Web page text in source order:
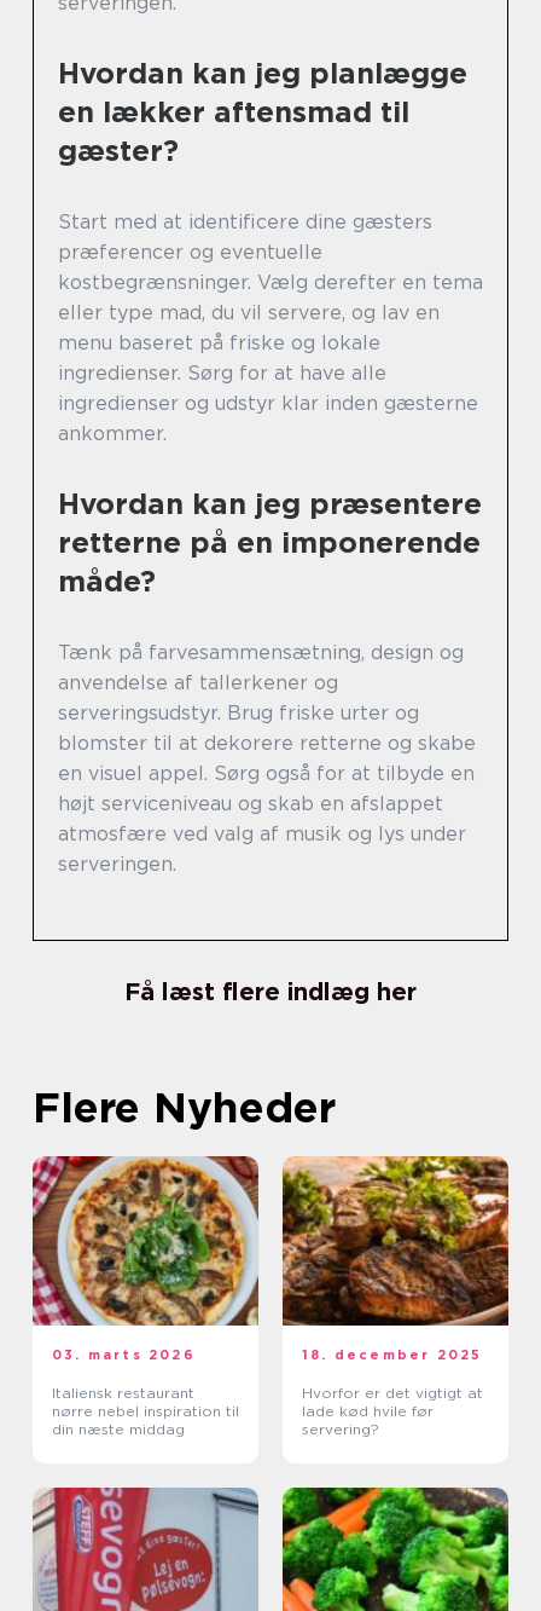
Hvordan kan jeg planlægge
en lækker aftensmad til
gæster?
Start med at identificere dine gæsters
præferencer og eventuelle
kostbegrænsninger. Vælg derefter en tema
eller type mad, du vil servere, og lav en
menu baseret på friske og lokale
ingredienser. Sørg for at have alle
ingredienser og udstyr klar inden gæsterne
ankommer.
Hvordan kan jeg præsentere
retterne på en imponerende
måde?
Tænk på farvesammensætning, design og
anvendelse af tallerkener og
serveringsudstyr. Brug friske urter og
blomster til at dekorere retterne og skabe
en visuel appel. Sørg også for at tilbyde en
højt serviceniveau og skab en afslappet
atmosfære ved valg af musik og lys under
serveringen.
Få læst flere indlæg her
Flere Nyheder
03. marts 2026
Italiensk restaurant
nørre nebel inspiration til
din næste middag
18. december 2025
Hvorfor er det vigtigt at
lade kød hvile før
servering?